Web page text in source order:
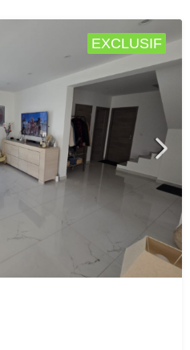
EXCLUSIF